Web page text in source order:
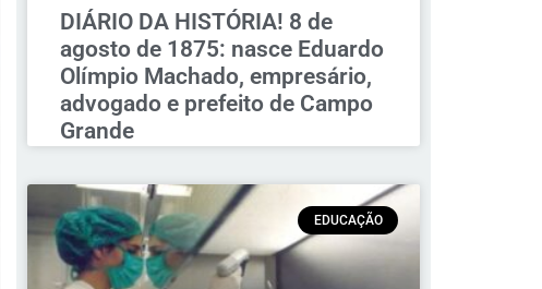
DIÁRIO DA HISTÓRIA! 8 de
agosto de 1875: nasce Eduardo
Olímpio Machado, empresário,
advogado e prefeito de Campo
Grande
EDUCAÇÃO